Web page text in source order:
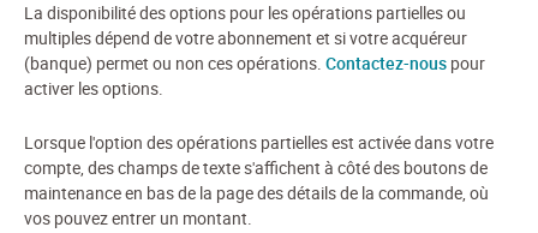
La disponibilité des options pour les opérations partielles ou
multiples dépend de votre abonnement et si votre acquéreur
(banque) permet ou non ces opérations. Contactez-nous pour
activer les options.
Lorsque l'option des opérations partielles est activée dans votre
compte, des champs de texte s'affichent à côté des boutons de
maintenance en bas de la page des détails de la commande, où
vos pouvez entrer un montant.